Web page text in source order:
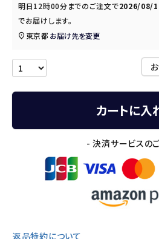
明日12時00分までのご注文で2026/08/11
でお届けします。
東京都 お届け先を変更
カートに入
- 決済サービスの
返品特約について